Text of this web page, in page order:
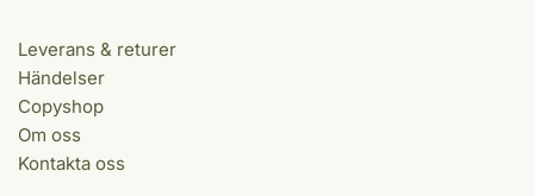
Leverans & returer
Händelser
Copyshop
Om oss
Kontakta oss